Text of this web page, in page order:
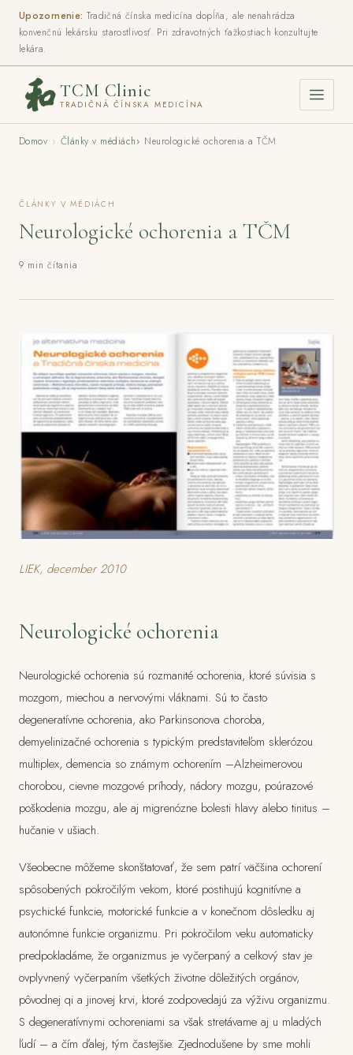
Upozornenie: Tradičná čínska medicína dopĺňa, ale nenahrádza
konvenčnú lekársku starostlivosť. Pri zdravotných ťažkostiach konzultujte
lekára.
TCM Clinic
TRADIČNÁ ČÍNSKA MEDICÍNA
Domov › Články v médiách› Neurologické ochorenia a TČM
ČLÁNKY V MÉDIÁCH
Neurologické ochorenia a TČM
9 min čítania
LIEK, december 2010
Neurologické ochorenia
Neurologické ochorenia sú rozmanité ochorenia, ktoré súvisia s
mozgom, miechou a nervovými vláknami. Sú to často
degeneratívne ochorenia, ako Parkinsonova choroba,
demyelinizačné ochorenia s typickým predstaviteľom sklerózou
multiplex, demencia so známym ochorením –Alzheimerovou
chorobou, cievne mozgové príhody, nádory mozgu, poúrazové
poškodenia mozgu, ale aj migrenózne bolesti hlavy alebo tinitus –
hučanie v ušiach.
Všeobecne môžeme skonštatovať, že sem patrí väčšina ochorení
spôsobených pokročilým vekom, ktoré postihujú kognitívne a
psychické funkcie, motorické funkcie a v konečnom dôsledku aj
autonómne funkcie organizmu. Pri pokročilom veku automaticky
predpokladáme, že organizmus je vyčerpaný a celkový stav je
ovplyvnený vyčerpaním všetkých životne dôležitých orgánov,
pôvodnej qi a jinovej krvi, ktoré zodpovedajú za výživu organizmu.
S degeneratívnymi ochoreniami sa však stretávame aj u mladých
ľudí – a čím ďalej, tým častejšie. Zjednodušene by sme mohli